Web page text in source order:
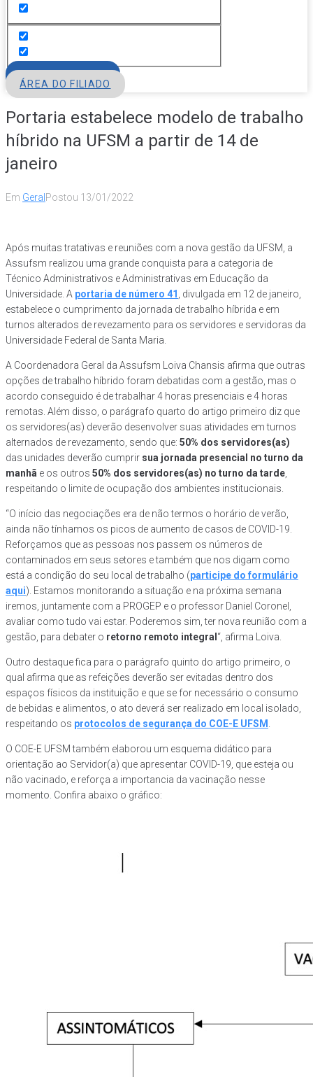
ÁREA DO FILIADO
Portaria estabelece modelo de trabalho
híbrido na UFSM a partir de 14 de
janeiro
Em Geral Postou 13/01/2022
Após muitas tratativas e reuniões com a nova gestão da UFSM, a
Assufsm realizou uma grande conquista para a categoria de
Técnico Administrativos e Administrativas em Educação da
Universidade. A portaria de número 41
, divulgada em 12 de janeiro,
estabelece o cumprimento da jornada de trabalho híbrida e em
turnos alterados de revezamento para os servidores e servidoras da
Universidade Federal de Santa Maria.
A Coordenadora Geral da Assufsm Loiva Chansis afirma que outras
opções de trabalho híbrido foram debatidas com a gestão, mas o
acordo conseguido é de trabalhar 4 horas presenciais e 4 horas
remotas. Além disso, o parágrafo quarto do artigo primeiro diz que
os servidores(as) deverão desenvolver suas atividades em turnos
alternados de revezamento, sendo que: 50% dos servidores(as)
das unidades deverão cumprir sua jornada presencial no turno da
manhã e os outros 50% dos servidores(as) no turno da tarde
respeitando o limite de ocupação dos ambientes institucionais.
“O início das negociações era de não termos o horário de verão,
ainda não tínhamos os picos de aumento de casos de COVID-19.
Reforçamos que as pessoas nos passem os números de
contaminados em seus setores e também que nos digam como
está a condição do seu local de trabalho (participe do formulário
aqui). Estamos monitorando a situação e na próxima semana
iremos, juntamente com a PROGEP e o professor Daniel Coronel,
avaliar como tudo vai estar. Poderemos sim, ter nova reunião com a
gestão, para debater o retorno remoto integral “, afirma Loiva.
Outro destaque fica para o parágrafo quinto do artigo primeiro, o
qual afirma que as refeições deverão ser evitadas dentro dos
espaços físicos da instituição e que se for necessário o consumo
de bebidas e alimentos, o ato deverá ser realizado em local isolado,
respeitando os protocolos de segurança do COE-E UFSM
O COE-E UFSM também elaborou um esquema didático para
orientação ao Servidor(a) que apresentar COVID-19, que esteja ou
não vacinado, e reforça a importancia da vacinação nesse
momento. Confira abaixo o gráfico: